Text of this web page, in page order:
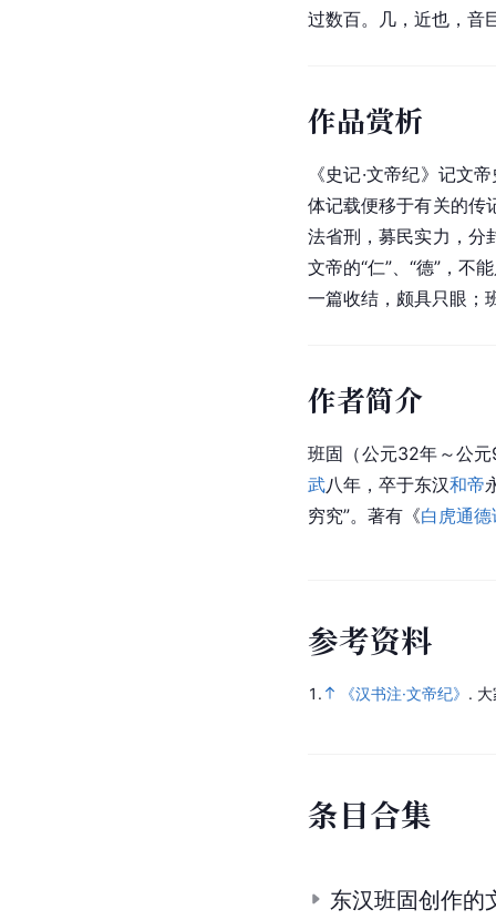
过数百。几，近也，音
作品赏析
《史记·文帝纪》记文
体记载便移于有关的传
法省刑，募民实力，分
文帝的“仁”、“德”，不
一篇收结，颇具只眼；
作者简介
班固（公元32年～公
武八年，卒于东汉和帝
穷究”。著有《白虎通德
参考资料
1. 《汉书注·文帝纪》 .
条目合集
东汉班固创作的